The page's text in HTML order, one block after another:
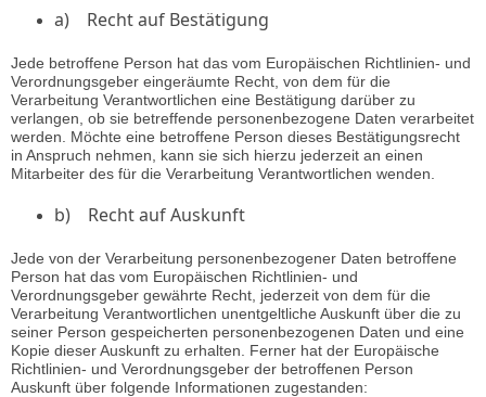
a) Recht auf Bestätigung
Jede betroffene Person hat das vom Europäischen Richtlinien- und
Verordnungsgeber eingeräumte Recht, von dem für die
Verarbeitung Verantwortlichen eine Bestätigung darüber zu
verlangen, ob sie betreffende personenbezogene Daten verarbeitet
werden. Möchte eine betroffene Person dieses Bestätigungsrecht
in Anspruch nehmen, kann sie sich hierzu jederzeit an einen
Mitarbeiter des für die Verarbeitung Verantwortlichen wenden.
b) Recht auf Auskunft
Jede von der Verarbeitung personenbezogener Daten betroffene
Person hat das vom Europäischen Richtlinien- und
Verordnungsgeber gewährte Recht, jederzeit von dem für die
Verarbeitung Verantwortlichen unentgeltliche Auskunft über die zu
seiner Person gespeicherten personenbezogenen Daten und eine
Kopie dieser Auskunft zu erhalten. Ferner hat der Europäische
Richtlinien- und Verordnungsgeber der betroffenen Person
Auskunft über folgende Informationen zugestanden: